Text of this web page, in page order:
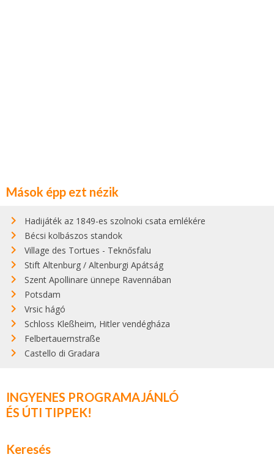
Mások épp ezt nézik
Hadijáték az 1849-es szolnoki csata emlékére
Bécsi kolbászos standok
Village des Tortues - Teknősfalu
Stift Altenburg / Altenburgi Apátság
Szent Apollinare ünnepe Ravennában
Potsdam
Vrsic hágó
Schloss Kleßheim, Hitler vendégháza
Felbertauernstraße
Castello di Gradara
INGYENES PROGRAMAJÁNLÓ
ÉS ÚTI TIPPEK!
Keresés